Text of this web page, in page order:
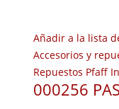
Añadir a la lista
Accesorios y
Repuestos Pfaff
000256